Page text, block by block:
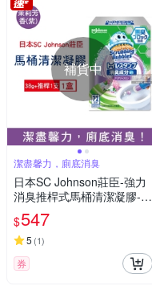
補貨中
潔盡馨力，廁底消臭
日本SC Johnson莊臣-強力
消臭推桿式馬桶清潔凝膠-茉
莉芳香(紫色)38g+推桿1支/
盒(鑽石造型凝凍可沖水約7
20次)
$547
5 (1)
券